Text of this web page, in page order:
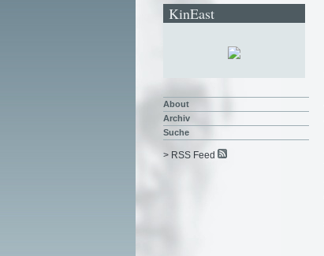
KinEast
About
Archiv
Suche
> RSS Feed